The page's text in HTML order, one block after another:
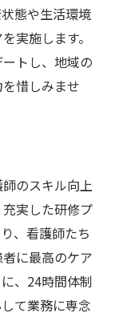
態や生活環境
実施します。
トし、地域の
惜しみませ
のスキル向上
実した研修プ
、看護師たち
に最高のケア
、24時間体制
て業務に専念